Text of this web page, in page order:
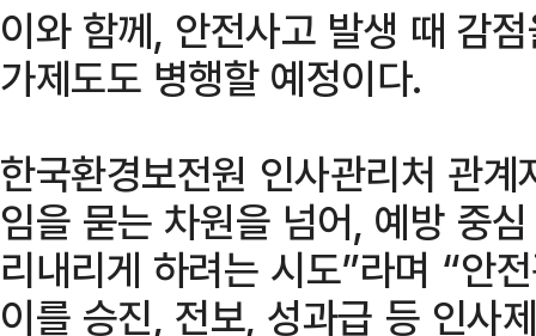
이와 함께, 안전사고 발생 때 감
가제도도 병행할 예정이다.
한국환경보전원 인사관리처 관
임을 묻는 차원을 넘어, 예방 중
리내리게 하려는 시도”라며 “안
이를 승진, 전보, 성과급 등 인사